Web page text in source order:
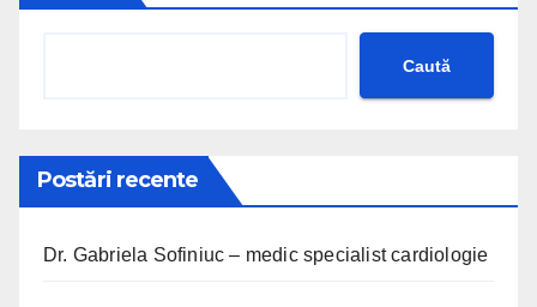
Caută
Postări recente
Dr. Gabriela Sofiniuc – medic specialist cardiologie